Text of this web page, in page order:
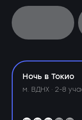
Ночь в Токио
м. ВДНХ ·2-8